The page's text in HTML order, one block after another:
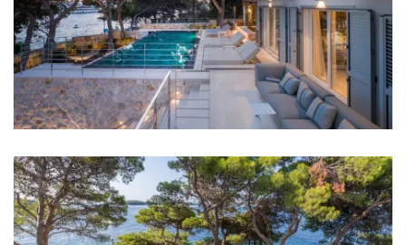
Restoran: 100 m
Kafić: 100 m
Centar grada: 1 km
Trgovina: 500 m
Zračna luka: Split Airport 22 km